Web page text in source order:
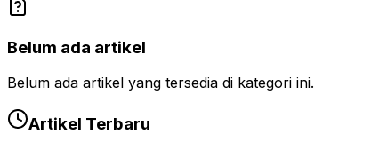
Belum ada artikel
Belum ada artikel yang tersedia di kategori ini.
Artikel Terbaru